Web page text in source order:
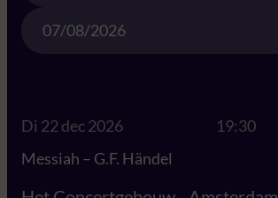
Di 22 dec 2026
19:30
Messiah – G.F. Händel